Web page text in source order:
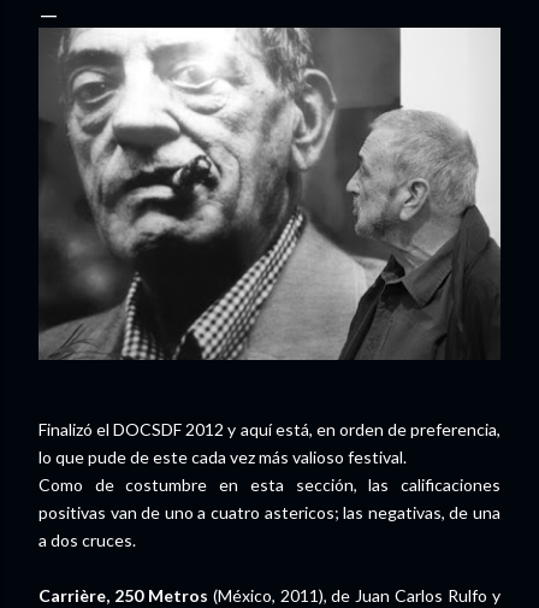
Finalizó el DOCSDF 2012 y aquí está, en orden de preferencia,
lo que pude de este cada vez más valioso festival.
Como de costumbre en esta sección, las calificaciones
positivas van de uno a cuatro astericos; las negativas, de una
a dos cruces.
Carrière, 250 Metros (México, 2011), de Juan Carlos Rulfo y